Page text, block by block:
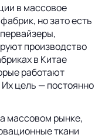
в массовое
но зато есть
производство
в Китае
работают
цель — постоянно
массовом рынке,
ткани